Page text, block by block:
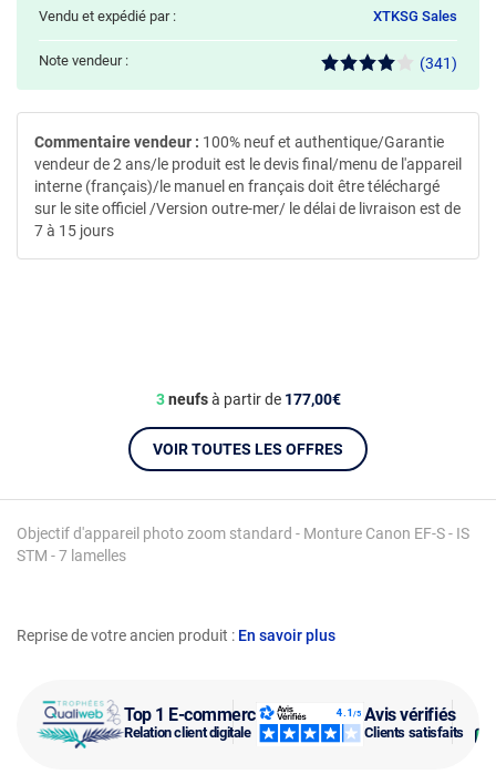
Top 1 E-commerce
Relation client digitale
Avis vérifiés
Clients satisfaits
Reprise de votre ancien produit : En savoir plus
Objectif d'appareil photo zoom standard - Monture Canon EF-S - IS
STM - 7 lamelles
Vendu et expédié par : XTKSG Sales
Note vendeur : (341)
3neufsà partir de 177,00€
VOIR TOUTES LES OFFRES
Commentaire vendeur : 100% neuf et authentique/Garantie
vendeur de 2 ans/le produit est le devis final/menu de l'appareil
interne (français)/le manuel en français doit être téléchargé
sur le site officiel /Version outre-mer/ le délai de livraison est de
7 à 15 jours